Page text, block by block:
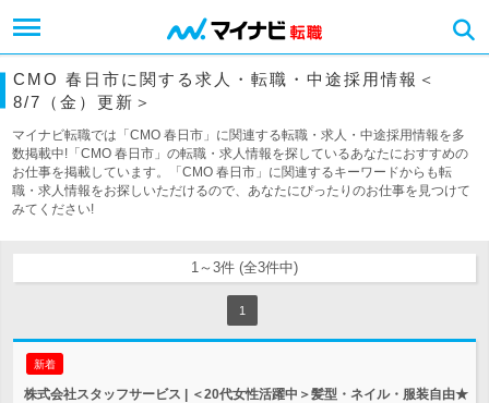
CMO 春日市に関する求人・転職・中途採用情報＜
8/7（金）更新＞
マイナビ転職では「CMO 春日市」に関連する転職・求人・中途採用情報を多
数掲載中!「CMO 春日市」の転職・求人情報を探しているあなたにおすすめの
お仕事を掲載しています。「CMO 春日市」に関連するキーワードからも転
職・求人情報をお探しいただけるので、あなたにぴったりのお仕事を見つけて
みてください!
1～3件 (全3件中)
1
新着
株式会社スタッフサービス | ＜20代女性活躍中＞髪型・ネイル・服装自由★